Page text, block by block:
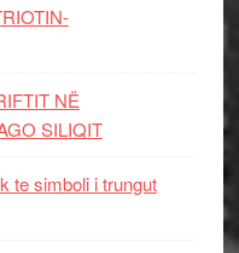
NË
SILIQIT
te simboli i trungut